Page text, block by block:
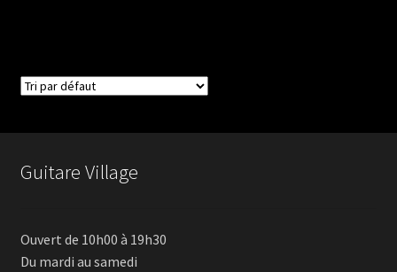
Guitare Village
Ouvert de 10h00 à 19h30
Du mardi au samedi